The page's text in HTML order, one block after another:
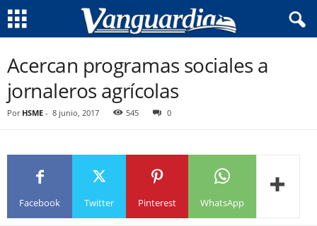
Acercan programas sociales a
jornaleros agrícolas
Por HSME - 8 junio, 2017 545 0
Facebook Twitter Pinterest WhatsApp